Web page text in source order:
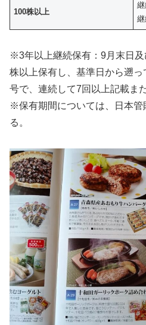
100株以上
※3年以上継続保有：9月末日
株以上保有し、基準日から遡
号で、連続して7回以上記載ま
※保有期間については、日本管
る。